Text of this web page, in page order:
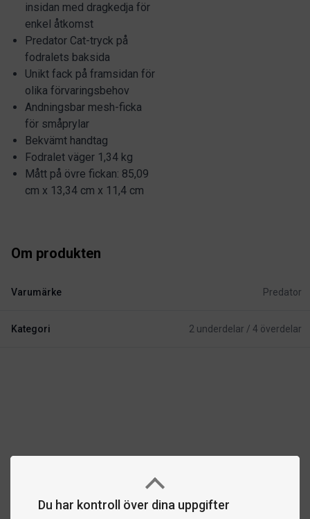
Du har kontroll över dina uppgifter
insidan med dragkedja för
enkel åtkomst
Predator Cat-tryck på
fodralets baksida
Unikt fack på framsidan för
olika förvaringsbehov
Andningsbar mesh-ficka
för småprylar
Bekvämt handtag
Fodralet väger 1,34 kg
Mått på övre fickan: 85,09
cm x 13,34 cm x 11,4 cm
Om produkten
Varumärke Predator
Kategori 2 underdelar / 4 överdelar